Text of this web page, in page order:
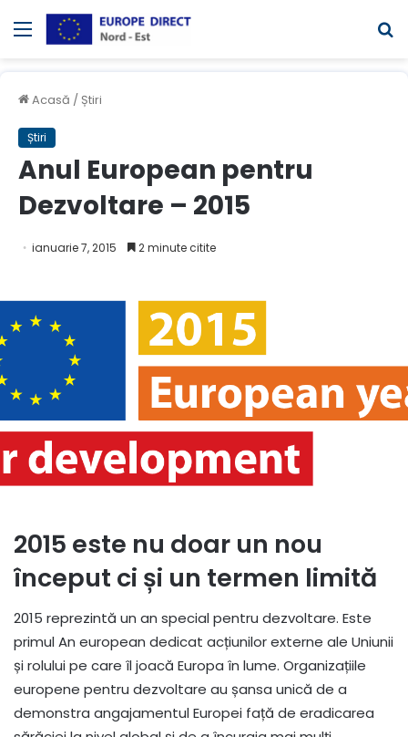
Meniul
Acasă / Știri
Știri
Anul European pentru
Dezvoltare – 2015
ianuarie 7, 2015 2 minute citite
2015 este nu doar un nou
început ci și un termen limită
2015 reprezintă un an special pentru dezvoltare. Este
primul An european dedicat acțiunilor externe ale Uniunii
și rolului pe care îl joacă Europa în lume. Organizațiile
europene pentru dezvoltare au șansa unică de a
demonstra angajamentul Europei față de eradicarea